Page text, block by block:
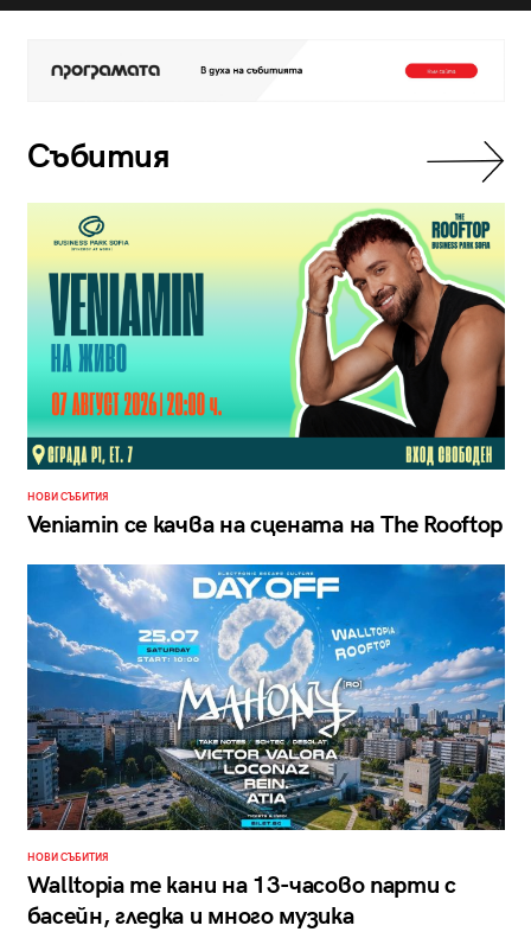
Събития
НОВИ СЪБИТИЯ
Veniamin се качва на сцената на The Rooftop
НОВИ СЪБИТИЯ
Walltopia те кани на 13-часово парти с
басейн, гледка и много музика